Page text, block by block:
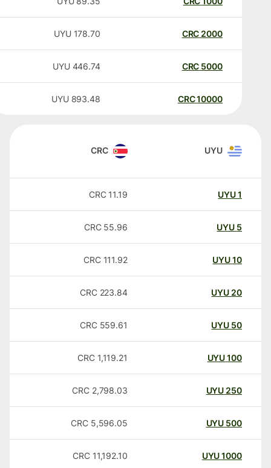
2000
CRC
178.70
UYU
5000
CRC
446.74
UYU
10000
CRC
893.48
UYU
UYU
CRC
UYU
11.19
CRC
UYU
55.96
CRC
UYU
111.92
CRC
20
UYU
223.84
CRC
50
UYU
559.61
CRC
100
UYU
1,119.21
CRC
250
UYU
2,798.03
CRC
500
UYU
5,596.05
CRC
1000
UYU
11,192.10
CRC